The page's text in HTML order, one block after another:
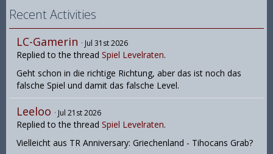
Recent Activities
LC-Gamerin Jul 31st 2026
Replied to the thread Spiel Levelraten.
Geht schon in die richtige Richtung, aber das ist noch das
falsche Spiel und damit das falsche Level.
Leeloo Jul 21st 2026
Replied to the thread Spiel Levelraten.
Vielleicht aus TR Anniversary: Griechenland - Tihocans Grab?